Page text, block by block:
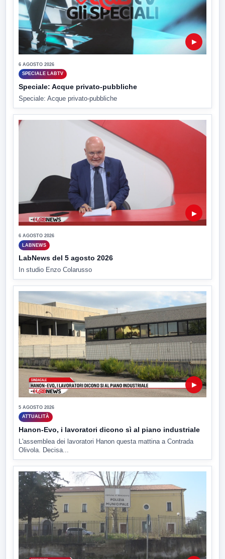
▶
6 AGOSTO 2026
SPECIALE LABTV
Speciale: Acque privato-pubbliche
Speciale: Acque privato-pubbliche
▶
6 AGOSTO 2026
LABNEWS
LabNews del 5 agosto 2026
In studio Enzo Colarusso
▶
5 AGOSTO 2026
ATTUALITÀ
Hanon-Evo, i lavoratori dicono sì al piano industriale
L'assemblea dei lavoratori Hanon questa mattina a Contrada
Olivola. Decisa...